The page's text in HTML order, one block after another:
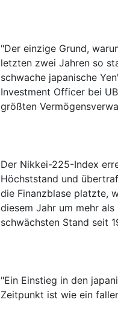
"Der einzige Grund,
letzten zwei Jahren so
schwache japanische
Investment Officer bei
größten
Der Nikkei-225-Index
Höchststand und
die Finanzblase platzte,
diesem Jahr um mehr
schwächsten Stand seit
"Ein Einstieg in den
Zeitpunkt ist wie ein